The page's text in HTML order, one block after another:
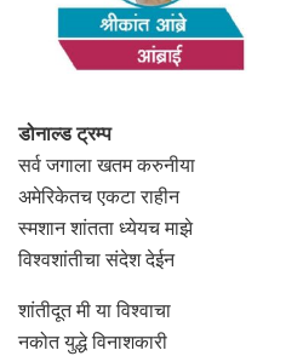
डोनाल्ड ट्रम्प
सर्व जगाला खतम करुनीया
अमेरिकेतच एकटा राहीन
स्मशान शांतता ध्येयच माझे
विश्वशांतीचा संदेश देईन
शांतीदूत मी या विश्वाचा
नकोत युद्धे विनाशकारी